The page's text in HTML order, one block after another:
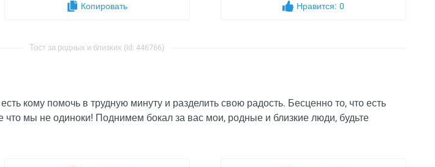
Копировать Нравится: 0
Тост за родных и близких (id: 446766)
кому помочь в трудную минуту и разделить свою радость. Бесценно то, что есть
что мы не одиноки! Поднимем бокал за вас мои, родные и близкие люди, будьте